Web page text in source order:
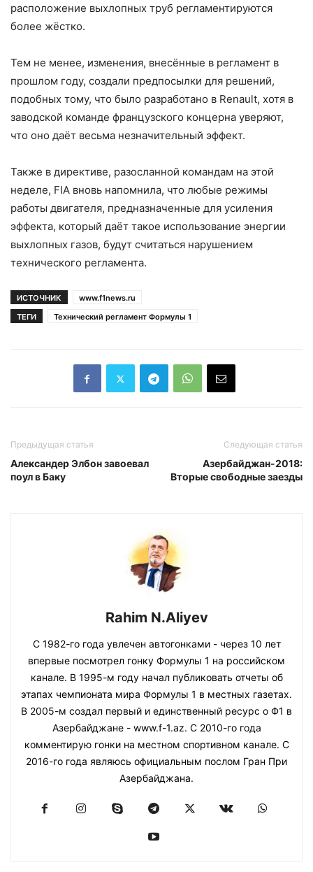
расположение выхлопных труб регламентируются
более жёстко.
Тем не менее, изменения, внесённые в регламент в
прошлом году, создали предпосылки для решений,
подобных тому, что было разработано в Renault, хотя в
заводской команде французского концерна уверяют,
что оно даёт весьма незначительный эффект.
Также в директиве, разосланной командам на этой
неделе, FIA вновь напомнила, что любые режимы
работы двигателя, предназначенные для усиления
эффекта, который даёт такое использование энергии
выхлопных газов, будут считаться нарушением
технического регламента.
ИСТОЧНИК
www.f1news.ru
ТЕГИ
Технический регламент Формулы 1
Предыдущая статья
Александер Элбон завоевал
поул в Баку
Следующая статья
Азербайджан-2018:
Вторые свободные заезды
Rahim N.Aliyev
С 1982-го года увлечен автогонками - через 10 лет
впервые посмотрел гонку Формулы 1 на российском
канале. В 1995-м году начал публиковать отчеты об
этапах чемпионата мира Формулы 1 в местных газетах.
В 2005-м создал первый и единственный ресурс о Ф1 в
Азербайджане - www.f-1.az. С 2010-го года
комментирую гонки на местном спортивном канале. С
2016-го года являюсь официальным послом Гран При
Азербайджана.